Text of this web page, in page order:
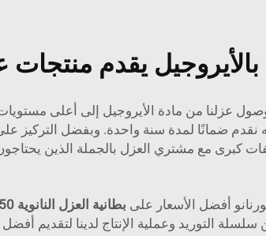
يقدم منتجات
عزلنا من مادة الأيروجيل إلى أعلى مستويات
نقدم ضمانًا لمدة سنة واحدة. وبفضل
كبرى مع مشتري العزل بالجملة الذين
أفضل الأسعار على بطانية العزل النانوية 650℃
التوريد وعملية الإنتاج لدينا لتقديم